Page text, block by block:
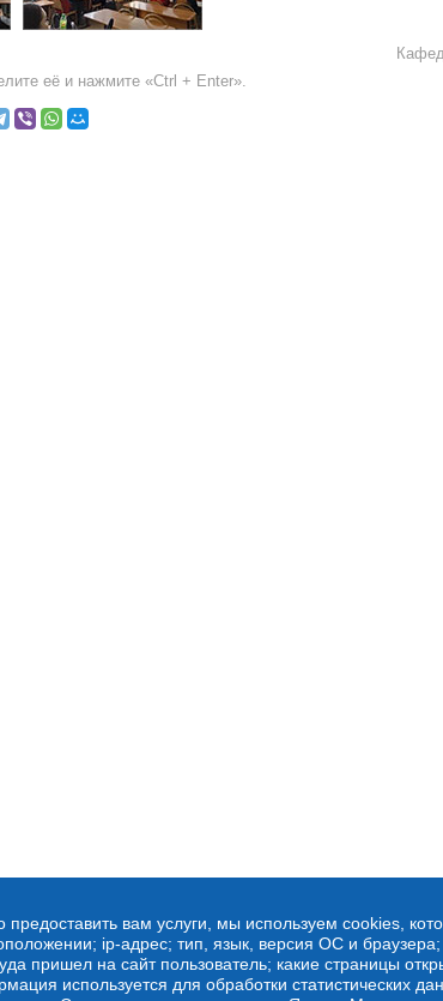
её и нажмите «Ctrl + Enter».
предоставить вам услуги, мы используем cookies,
ip-адрес; тип, язык, версия ОС и браузера;
пришел на сайт пользователь; какие страницы
используется для обработки статистических